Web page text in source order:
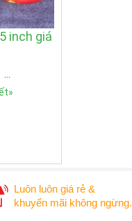
inch giá
»
Luôn luôn giá rẻ &
khuyến mãi không ngừng.